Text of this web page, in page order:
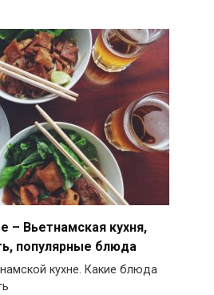
– Вьетнамская кухня,
популярные блюда
кухне. Какие блюда